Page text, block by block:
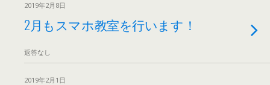
2019年2月8日
2月もスマホ教室を行います！
返答なし
2019年2月1日